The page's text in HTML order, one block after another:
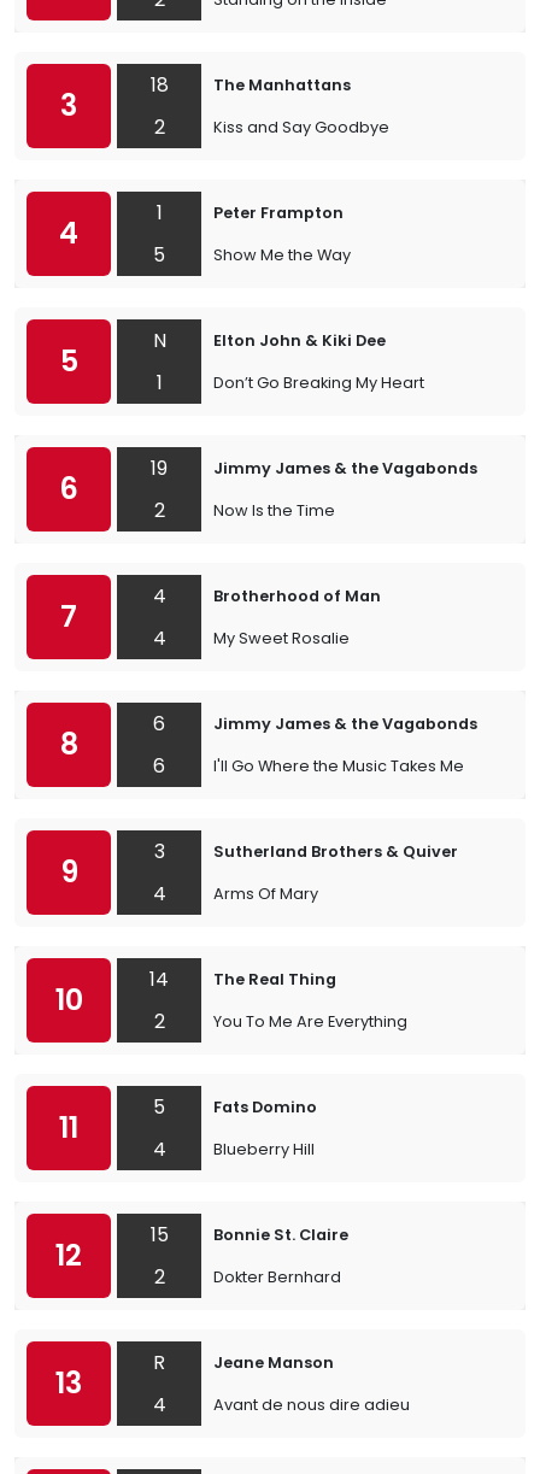
3
18
2
The Manhattans
Kiss and Say Goodbye
4
1
5
Peter Frampton
Show Me the Way
5
N
1
Elton John & Kiki Dee
Don’t Go Breaking My Heart
6
19
2
Jimmy James & the Vagabonds
Now Is the Time
7
4
4
Brotherhood of Man
My Sweet Rosalie
8
6
6
Jimmy James & the Vagabonds
I'll Go Where the Music Takes Me
9
3
4
Sutherland Brothers & Quiver
Arms Of Mary
10
14
2
The Real Thing
You To Me Are Everything
11
5
4
Fats Domino
Blueberry Hill
12
15
2
Bonnie St. Claire
Dokter Bernhard
13
R
4
Jeane Manson
Avant de nous dire adieu